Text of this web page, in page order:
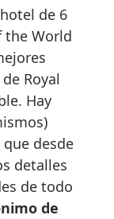
de 6
the World
Royal
Hay
desde
detalles
de todo
de